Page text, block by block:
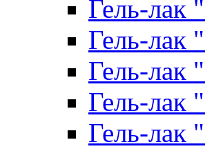
Гель-
Гель-лак
Гель-лак
Гель-лак
Гель-лак